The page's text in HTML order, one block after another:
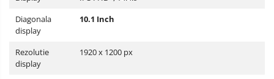
Diagonala
display
10.1 Inch
Rezolutie
display
1920 x 1200 px